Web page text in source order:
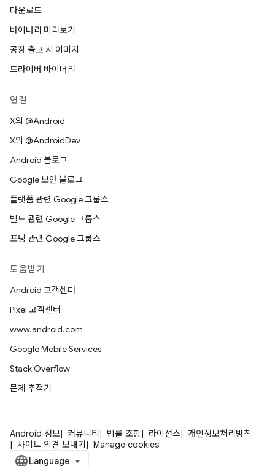
다운로드
바이너리 미리보기
공장 출고 시 이미지
드라이버 바이너리
연결
X의 @Android
X의 @AndroidDev
Android 블로그
Google 보안 블로그
플랫폼 관련 Google 그룹스
빌드 관련 Google 그룹스
포팅 관련 Google 그룹스
도움받기
Android 고객센터
Pixel 고객센터
www.android.com
Google Mobile Services
Stack Overflow
문제 추적기
Android 정보 커뮤니티 법률 조항 라이선스
개인정보처리방침
사이트 의견 보내기
Manage cookies